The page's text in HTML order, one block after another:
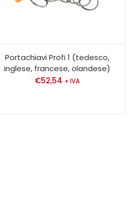
Portachiavi Profi 1 (tedesco,
inglese, francese, olandese)
€52,54 + IVA